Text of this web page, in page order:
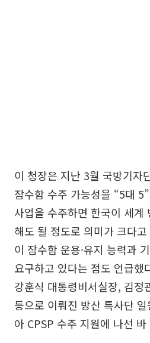
이 청장은 지난 3월 국방기자
잠수함 수주 가능성을 “5대
사업을 수주하면 한국이 세계
해도 될 정도로 의미가 크다
이 잠수함 운용·유지 능력과
요구하고 있다는 점도 언급했
강훈식 대통령비서실장, 김정
등으로 이뤄진 방산 특사단
아 CPSP 수주 지원에 나선 바